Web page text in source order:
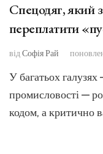
Спецодяг, який
переплатити
відСофія Рай
У багатьох галузях
промисловості —
кодом, а критично